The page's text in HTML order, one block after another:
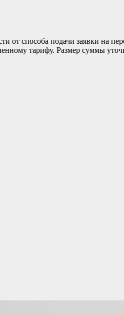
от способа подачи заявки на
тарифу. Размер суммы